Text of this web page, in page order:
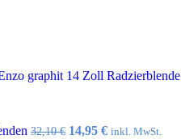
graphit 14 Zoll Radzierblende
32,10€ Ursprünglicher
14,95 €Aktueller
inkl. MwSt.